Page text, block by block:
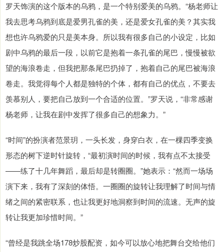
罗天饰演的这个版本的乌鸦，是一个特别爱美的乌鸦。“杨老师让
我去思考乌鸦到底是爱男孔雀的美，还是爱女孔雀的美？其实我
想也许乌鸦爱的只是美本身。所以我有很多自己的小设定，比如
剧中乌鸦的最后一段，以前它是抱着一条孔雀的尾巴，慢慢被欲
望的海浪卷走，但我把那条尾巴扔掉了，抱着自己的尾巴被海浪
卷走。我觉得每个人都是独特的个体，都有自己的优点，不要去
羡慕别人，要把自己放到一个合适的位置。”罗天说，“非常感谢
杨老师，让我在剧中发挥了很多自己的想象力。”
“时间”的扮演者范景玥，一头长发，身穿白衣，在一棵四季变换
形态的树下逆时针旋转，“最初演时间的时候，我有点不太接受
——练了十几年舞蹈，最后却是转圈圈。”她表示：“然而一场场
演下来，我有了深刻的体悟。一圈圈的旋转让我理解了时间与情
绪之间的紧密联系，也让我更好地洞察到时间的流速。无声的旋
转让我更加珍惜时间。”
“曾经是我跳全场178炒股配资，如今可以放心地把舞台交给他们